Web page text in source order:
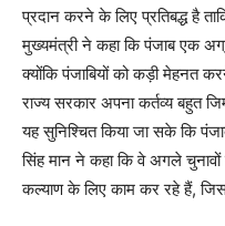
प्रदान करने के लिए प्रतिबद्ध है
मुख्यमंत्री ने कहा कि पंजाब एक
क्योंकि पंजाबियों को कड़ी मेहनत
राज्य सरकार अपना कर्तव्य बहुत
यह सुनिश्चित किया जा सके कि
सिंह मान ने कहा कि वे अगले चुनावों
कल्याण के लिए काम कर रहे हैं,